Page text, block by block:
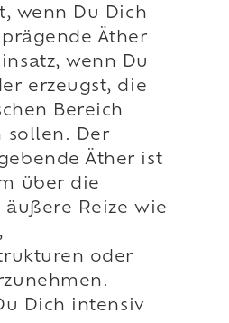
wenn Du Dich
Äther
wenn Du
erzeugst, die
Bereich
sollen. Der
Äther ist
über die
äußere Reize wie
oder
Dich intensiv